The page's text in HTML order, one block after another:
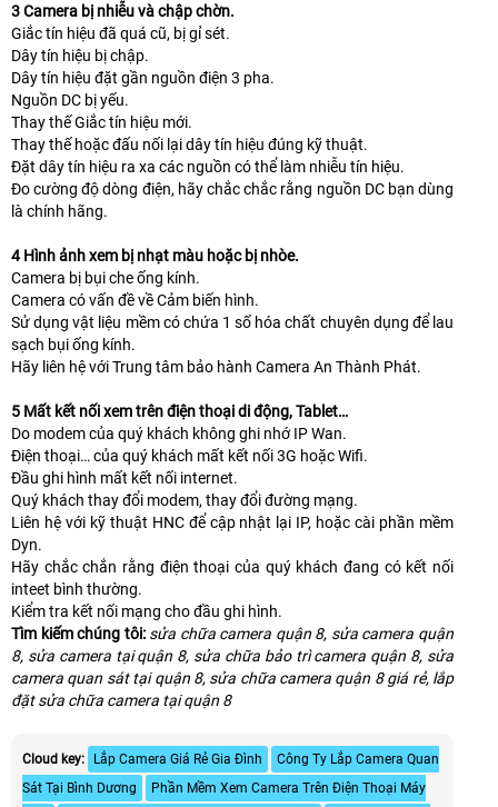
3 Camera bị nhiễu và chập chờn.
Giắc tín hiệu đã quá cũ, bị gỉ sét.
Dây tín hiệu bị chập.
Dây tín hiệu đặt gần nguồn điện 3 pha.
Nguồn DC bị yếu.
Thay thế Giắc tín hiệu mới.
Thay thế hoặc đấu nối lại dây tín hiệu đúng kỹ thuật.
Đặt dây tín hiệu ra xa các nguồn có thể làm nhiễu tín hiệu.
Đo cường độ dòng điện, hãy chắc chắc rằng nguồn DC bạn dùng
là chính hãng.
4 Hình ảnh xem bị nhạt màu hoặc bị nhòe.
Camera bị bụi che ống kính.
Camera có vấn đề về Cảm biến hình.
Sử dụng vật liệu mềm có chứa 1 số hóa chất chuyên dụng để lau
sạch bụi ống kính.
Hãy liên hệ với Trung tâm bảo hành Camera An Thành Phát.
5 Mất kết nối xem trên điện thoại di động, Tablet…
Do modem của quý khách không ghi nhớ IP Wan.
Điện thoại… của quý khách mất kết nối 3G hoặc Wifi.
Đầu ghi hình mất kết nối internet.
Quý khách thay đổi modem, thay đổi đường mạng.
Liên hệ với kỹ thuật HNC để cập nhật lại IP, hoặc cài phần mềm
Dyn.
Hãy chắc chắn rằng điện thoại của quý khách đang có kết nối
inteet bình thường.
Kiểm tra kết nối mạng cho đầu ghi hình.
Tìm kiếm chúng tôi:sửa chữa camera quận 8, sửa camera quận
8, sửa camera tại quận 8, sửa chữa bảo trì camera quận 8, sửa
camera quan sát tại quận 8, sửa chữa camera quận 8 giá rẻ, lắp
đặt sửa chữa camera tại quận 8
Cloud key: Lắp Camera Giá Rẻ Gia Đình
Công Ty Lắp Camera Quan
Sát Tại Bình Dương
Phần Mềm Xem Camera Trên Điện Thoại Máy